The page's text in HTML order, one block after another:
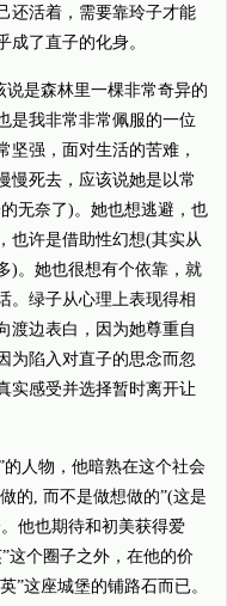
还活着，需要靠玲子才能
成了直子的化身。
是森林里一棵非常奇异的
是我非常非常佩服的一位
坚强，面对生活的苦难，
慢死去，应该说她是以常
无奈了)。她也想逃避，也
也许是借助性幻想(其实从
)。她也很想有个依靠，就
。绿子从心理上表现得相
渡边表白，因为她尊重自
为陷入对直子的思念而忽
实感受并选择暂时离开让
人物，他暗熟在这个社会
的, 而不是做想做的”(这是
他也期待和初美获得爱
这个圈子之外，在他的价
”这座城堡的铺路石而已。